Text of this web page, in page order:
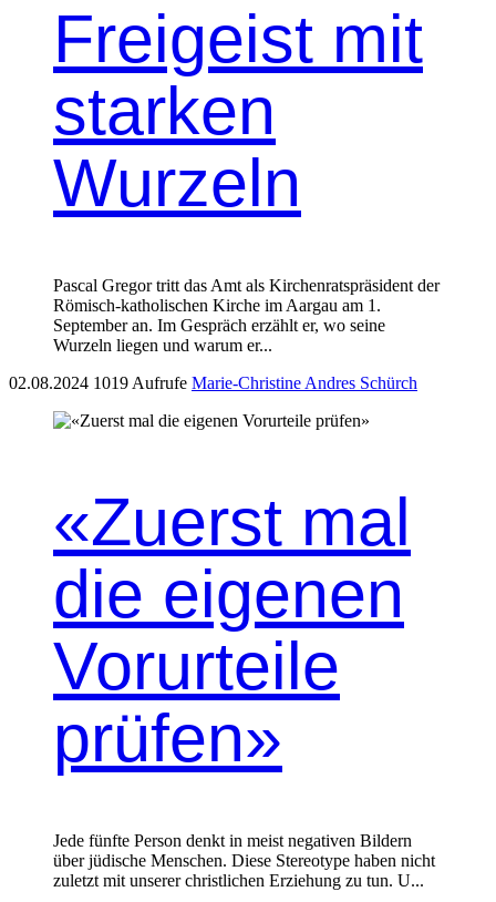
Freigeist mit
starken
Wurzeln
Pascal Gregor tritt das Amt als Kirchenratspräsident der
Römisch-katholischen Kirche im Aargau am 1.
September an. Im Gespräch erzählt er, wo seine
Wurzeln liegen und warum er...
02.08.2024 1019 Aufrufe Marie-Christine Andres Schürch
«Zuerst mal
die eigenen
Vorurteile
prüfen»
Jede fün­fte Per­son denkt in meist neg­a­tiv­en Bildern
über jüdis­che Men­schen. Diese Stereo­type haben nicht
zulet­zt mit unser­er christlichen Erziehung zu tun. U...